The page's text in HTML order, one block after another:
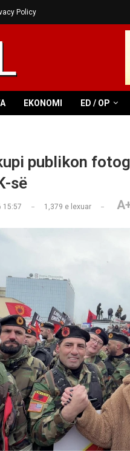
Policy
EKONOMI ED / OP
publikon
së
15:57 1,379 e lexuar